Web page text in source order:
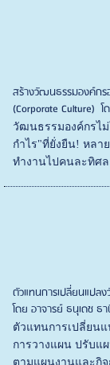
สร้างวัฒนธรรมองค์กร
(Corporate Culture)
วัฒนธรรมองค์กรไ
กำไร"ที่ยั่งยืน! ​ หลา
ทำงานไปคนละทิศล
ตัวแทนการเปลี่ยนแปล
โดย อาจารย์ ธนุเดช ธ
ตัวแทนการเปลี่ยนแ
การวางแผน ปรับแ
ตามแผนงานและกิ